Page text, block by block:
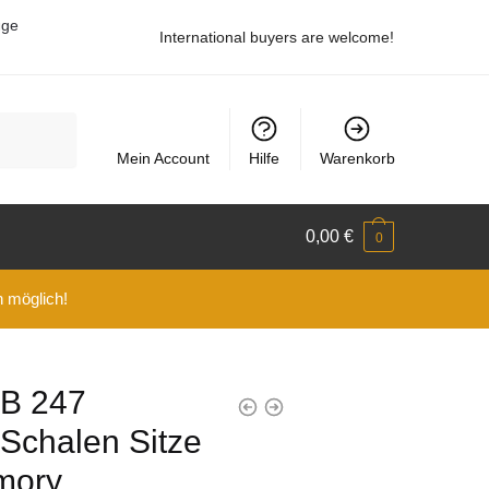
International buyers are welcome!
Mein Account Hilfe Warenkorb
0,00 € 0
möglich!
247
Sitze